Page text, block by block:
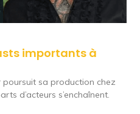
importants à
sa production chez
d’acteurs s’enchaînent.